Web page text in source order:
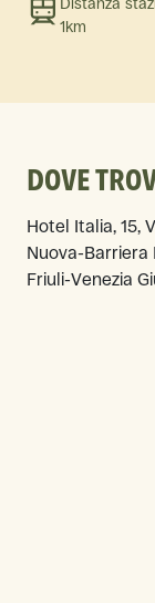
1km
DOVE
Hotel Italia, 15,
Nuova-Barriera
Friuli-Venezia